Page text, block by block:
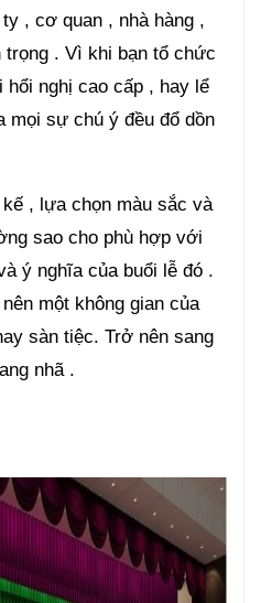
, cơ quan , nhà hàng ,
trọng . Vì khi bạn tổ chức
hổi nghị cao cấp , hay lể
mọi sự chú ý đều đổ dồn
, lựa chọn màu sắc và
sao cho phù hợp với
ý nghĩa của buổi lễ đó .
một không gian của
sàn tiệc. Trở nên sang
nhã .